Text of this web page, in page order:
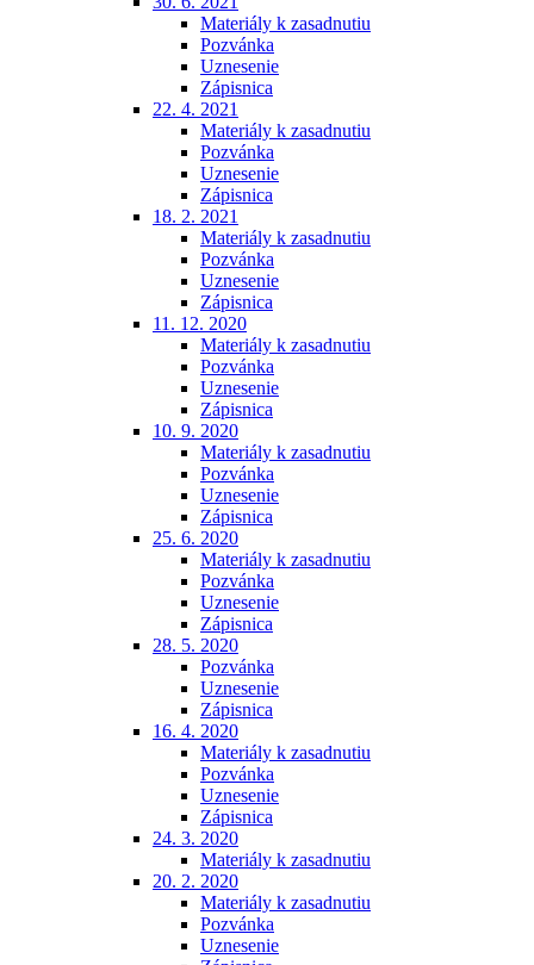
Materiály k zasadnutiu
Pozvánka
Uznesenie
Zápisnica
22. 4. 2021
Materiály k zasadnutiu
Pozvánka
Uznesenie
Zápisnica
18. 2. 2021
Materiály k zasadnutiu
Pozvánka
Uznesenie
Zápisnica
11. 12. 2020
Materiály k zasadnutiu
Pozvánka
Uznesenie
Zápisnica
10. 9. 2020
Materiály k zasadnutiu
Pozvánka
Uznesenie
Zápisnica
25. 6. 2020
Materiály k zasadnutiu
Pozvánka
Uznesenie
Zápisnica
28. 5. 2020
Pozvánka
Uznesenie
Zápisnica
16. 4. 2020
Materiály k zasadnutiu
Pozvánka
Uznesenie
Zápisnica
24. 3. 2020
Materiály k zasadnutiu
20. 2. 2020
Materiály k zasadnutiu
Pozvánka
Uznesenie